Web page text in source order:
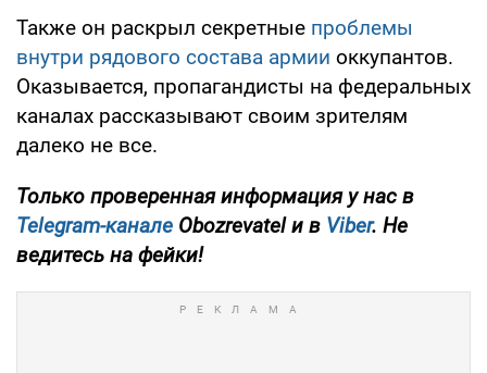
Также он раскрыл секретные проблемы
внутри рядового состава армии оккупантов.
Оказывается, пропагандисты на федеральных
каналах рассказывают своим зрителям
далеко не все.
Только проверенная информация у нас в
Telegram-канале Obozrevatel и в Viber. Не
ведитесь на фейки!